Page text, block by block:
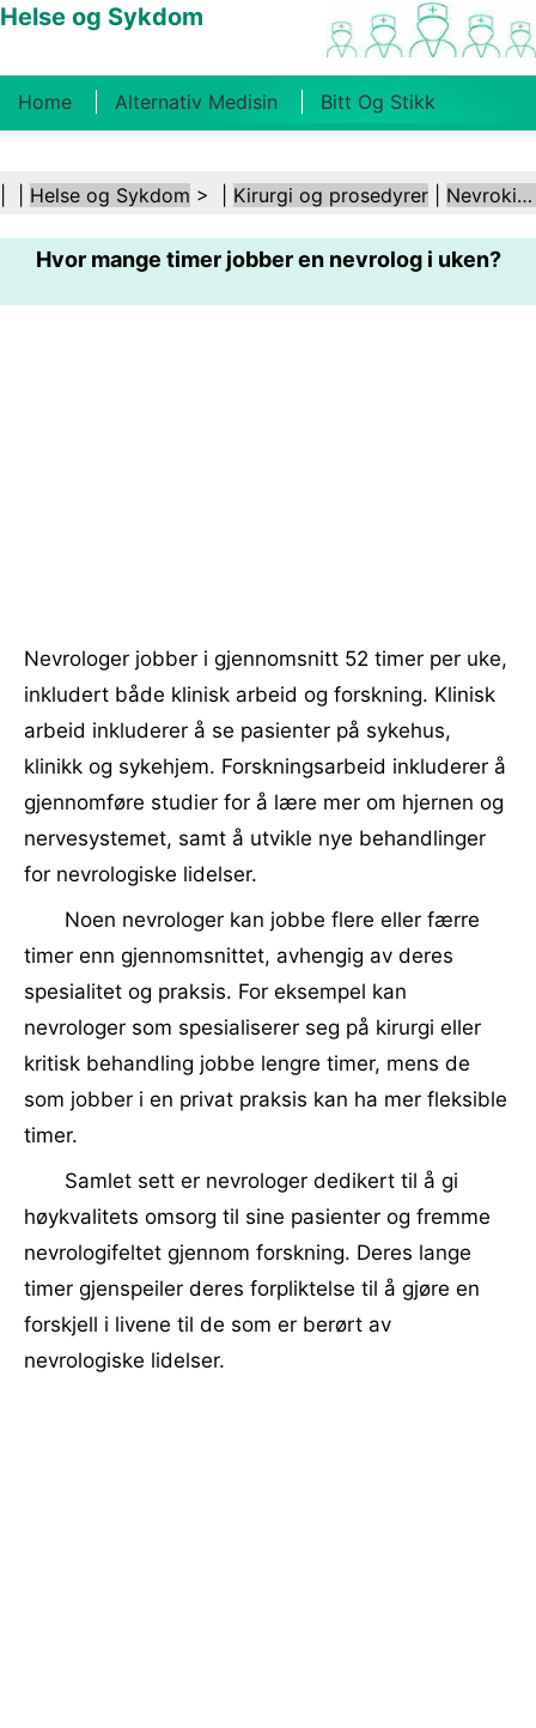
Helse og Sykdom
Home Alternativ Medisin Bitt Og Stikk
Kosthold Og Ernæring Familiehelse
Helsebransjen Psykisk Helse Folkehelse Og
Sikkerhet Kirurgi Og Prosedyrer Helse
Helse og Sykdom > | Kirurgi og prosedyrer Nevrokirurgi
Hvor mange timer jobber en nevrolog i uken?
Nevrologer jobber i gjennomsnitt 52 timer per uke,
inkludert både klinisk arbeid og forskning. Klinisk
arbeid inkluderer å se pasienter på sykehus,
klinikk og sykehjem. Forskningsarbeid inkluderer å
gjennomføre studier for å lære mer om hjernen og
nervesystemet, samt å utvikle nye behandlinger
for nevrologiske lidelser.
Noen nevrologer kan jobbe flere eller færre
timer enn gjennomsnittet, avhengig av deres
spesialitet og praksis. For eksempel kan
nevrologer som spesialiserer seg på kirurgi eller
kritisk behandling jobbe lengre timer, mens de
som jobber i en privat praksis kan ha mer fleksible
timer.
Samlet sett er nevrologer dedikert til å gi
høykvalitets omsorg til sine pasienter og fremme
nevrologifeltet gjennom forskning. Deres lange
timer gjenspeiler deres forpliktelse til å gjøre en
forskjell i livene til de som er berørt av
nevrologiske lidelser.